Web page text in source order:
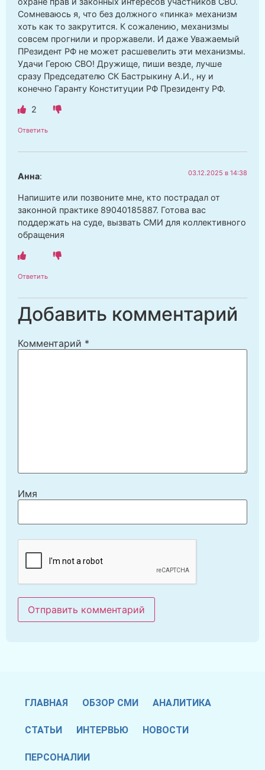
Сомневаюсь я, что без должного «пинка» механизм
хоть как то закрутится. К сожалению, механизмы
совсем прогнили и проржавели. И даже Уважаемый
ПРезидент РФ не может расшевелить эти механизмы.
Удачи Герою СВО! Дружище, пиши везде, лучше
сразу Председателю СК Бастрыкину А.И., ну и
конечно Гаранту Конституции РФ Президенту РФ.
2
Ответить
Анна: 03.12.2025 в 14:38
Напишите или позвоните мне, кто пострадал от
законной практике 89040185887. Готова вас
поддержать на суде, вызвать СМИ для коллективного
обращения
Ответить
Добавить комментарий
Комментарий *
Имя
ГЛАВНАЯ ОБЗОР СМИ АНАЛИТИКА
СТАТЬИ ИНТЕРВЬЮ НОВОСТИ
ПЕРСОНАЛИИ